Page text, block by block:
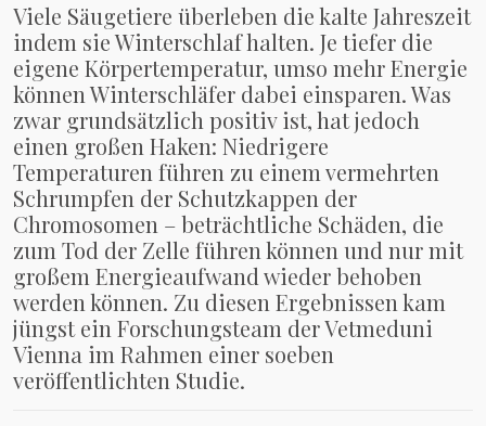
Viele Säugetiere überleben die kalte Jahreszeit
indem sie Winterschlaf halten. Je tiefer die
eigene Körpertemperatur, umso mehr Energie
können Winterschläfer dabei einsparen. Was
zwar grundsätzlich positiv ist, hat jedoch
einen großen Haken: Niedrigere
Temperaturen führen zu einem vermehrten
Schrumpfen der Schutzkappen der
Chromosomen – beträchtliche Schäden, die
zum Tod der Zelle führen können und nur mit
großem Energieaufwand wieder behoben
werden können. Zu diesen Ergebnissen kam
jüngst ein Forschungsteam der Vetmeduni
Vienna im Rahmen einer soeben
veröffentlichten Studie.